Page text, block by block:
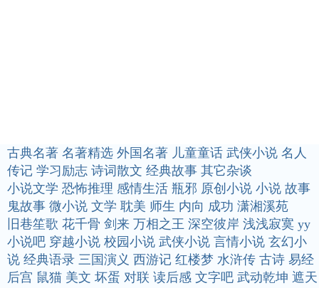
古典名著 名著精选 外国名著 儿童童话 武侠小说 名人
传记 学习励志 诗词散文 经典故事 其它杂谈
小说文学 恐怖推理 感情生活 瓶邪 原创小说 小说 故事
鬼故事 微小说 文学 耽美 师生 内向 成功 潇湘溪苑
旧巷笙歌 花千骨 剑来 万相之王 深空彼岸 浅浅寂寞 yy
小说吧 穿越小说 校园小说 武侠小说 言情小说 玄幻小
说 经典语录 三国演义 西游记 红楼梦 水浒传 古诗 易经
后宫 鼠猫 美文 坏蛋 对联 读后感 文字吧 武动乾坤 遮天